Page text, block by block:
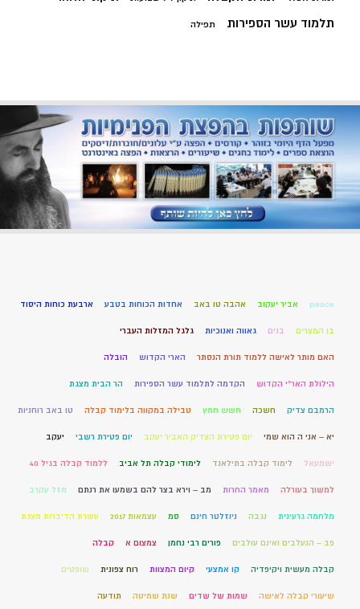
תלמוד עשר הספירות תפילה
peace אביר יעקוב אהבה טו באב אחדות הכוחות בטבע ארבעת כוחות היסוד
בן המצרים בנים גאווה ואנוכיות גלגל המזלות העברי
האם מותר לאישה ללמוד תורת הנסתר הארי הקדוש הובלה
הילולת האר"י הקדוש הקדמה לתלמוד עשר הספירות הר הבית מצגת
הרמבם צדיק חשכה חשש חמץ טבילה במקווה בלימוד קבלה טו באב רוחניות
יא – אני ה הוא שמי יום פטירת הצדיק האביר יעקב יום פטירת רשבי יעקב
ישמעאל לימוד קבלה בתילאנד לימודי קבלה תל אביב ללמוד קבלה בגיל 40
למשוך בעורלה מאמר החרות מב – וירא בצר להם בשמעו את רנתם מזל עקרב
מלחמה גרעינית נגבה ניוזלטר חינם סמ עצמאות 2017 עשרת הדיברות מצגת
פב – הנעלבים ואינם עולבים פורים רבי נחמן צמצום א קבלה
קבלה מעשית ויקיפדיה קו אמצעי קיום המצוות רוח צפונית שופטים
שיעורי קבלה לאישה שמות של שדים שנת שמיטה תודעה